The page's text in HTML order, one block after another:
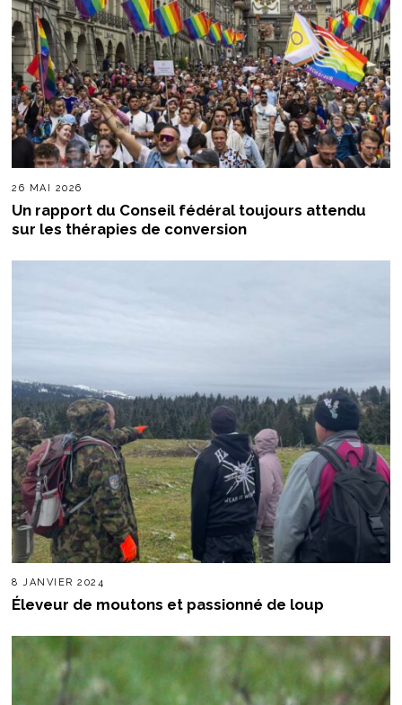
26 MAI 2026
Un rapport du Conseil fédéral toujours attendu
sur les thérapies de conversion
8 JANVIER 2024
Éleveur de moutons et passionné de loup